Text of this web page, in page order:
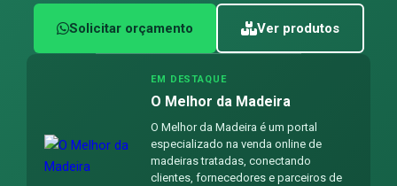
Solicitar orçamento Ver produtos
EM DESTAQUE
O Melhor da Madeira
O Melhor da Madeira é um portal
especializado na venda online de
madeiras tratadas, conectando
clientes, fornecedores e parceiros de